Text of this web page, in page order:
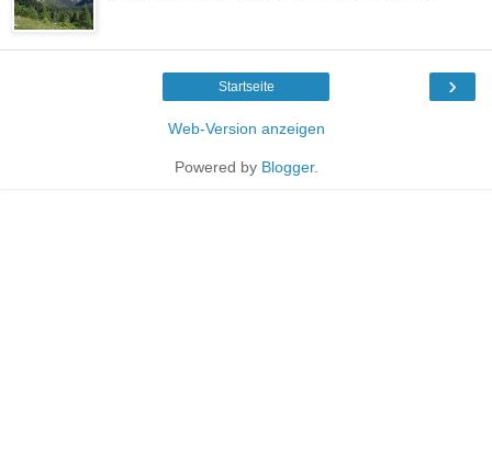
›
Startseite
Web-Version anzeigen
Powered by Blogger.